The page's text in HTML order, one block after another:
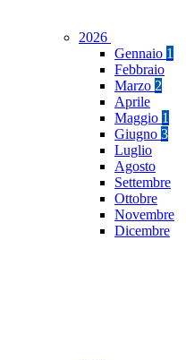
2026
Gennaio 1
Febbraio
Marzo 2
Aprile
Maggio 1
Giugno 3
Luglio
Agosto
Settembre
Ottobre
Novembre
Dicembre